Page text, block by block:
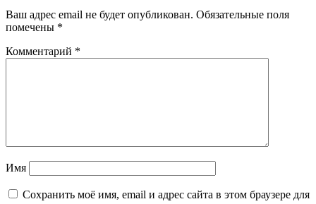
Ваш адрес email не будет опубликован. Обязательные поля
помечены *
Комментарий *
Имя
Сохранить моё имя, email и адрес сайта в этом браузере для